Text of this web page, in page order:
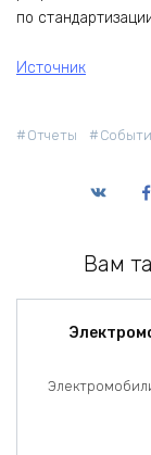
по
Источник
Отчеты
Вам